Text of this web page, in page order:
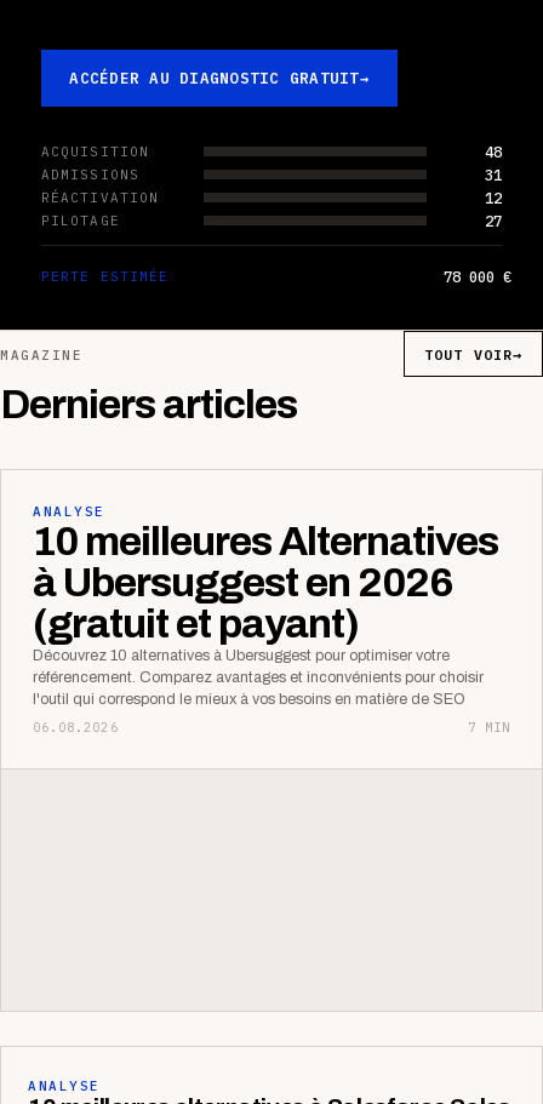
ACCÉDER AU DIAGNOSTIC GRATUIT→
ACQUISITION 48
ADMISSIONS 31
RÉACTIVATION 12
PILOTAGE 27
PERTE ESTIMÉE 78 000 €
MAGAZINE
Derniers articles
TOUT VOIR→
ANALYSE
10 meilleures Alternatives
à Ubersuggest en 2026
(gratuit et payant)
Découvrez 10 alternatives à Ubersuggest pour optimiser votre
référencement. Comparez avantages et inconvénients pour choisir
l'outil qui correspond le mieux à vos besoins en matière de SEO
06.08.2026
7 MIN
ANALYSE